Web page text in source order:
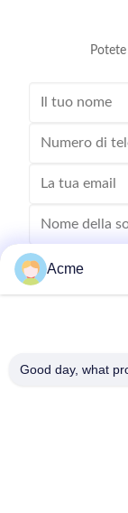
tens of
Acme
Good day, what